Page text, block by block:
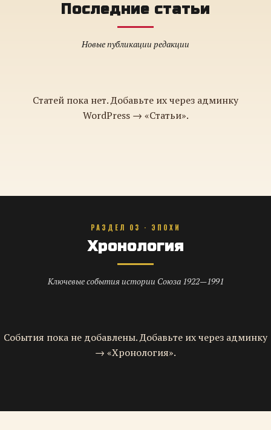
Последние статьи
Новые публикации редакции
Статей пока нет. Добавьте их через админку
WordPress → «Статьи».
РАЗДЕЛ 03 · ЭПОХИ
Хронология
Ключевые события истории Союза 1922—1991
События пока не добавлены. Добавьте их через админку
→ «Хронология».